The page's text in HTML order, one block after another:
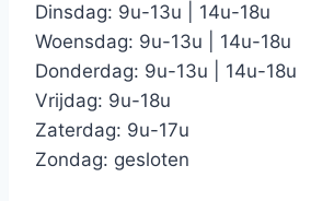
Dinsdag: 9u-13u | 14u-18u
Woensdag: 9u-13u | 14u-18u
Donderdag: 9u-13u | 14u-18u
Vrijdag: 9u-18u
Zaterdag: 9u-17u
Zondag: gesloten